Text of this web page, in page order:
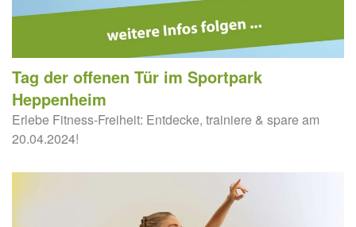
Tag der offenen Tür im Sportpark
Heppenheim
Erlebe Fitness-Freiheit: Entdecke, trainiere & spare am
20.04.2024!